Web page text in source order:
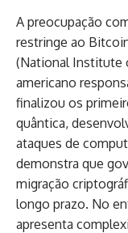
A preocupação
restringe ao
(National Institute
americano
finalizou os
quântica,
ataques de
demonstra que
migração
longo prazo. No
apresenta